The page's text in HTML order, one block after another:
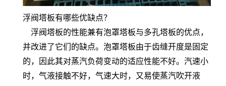
浮阀塔板有哪些优缺点？
浮阀塔板的性能兼有泡罩塔板与多孔塔板的优点，
并改进了它们的缺点。泡罩塔板由于齿缝开度是固定
的，因此其对蒸汽负荷变动的适应性能不好。汽速小
时，气液接触不好，气速大时，又易使蒸汽吹开液